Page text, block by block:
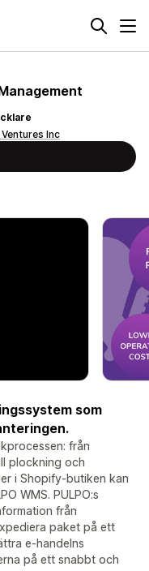
Ventures Inc
som
från
plockning och
i Shopify-butiken kan
WMS. PULPO:s
från
paket på ett
e-handelns
på ett snabbt och